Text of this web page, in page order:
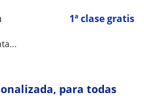
1ª clase gratis
para todas